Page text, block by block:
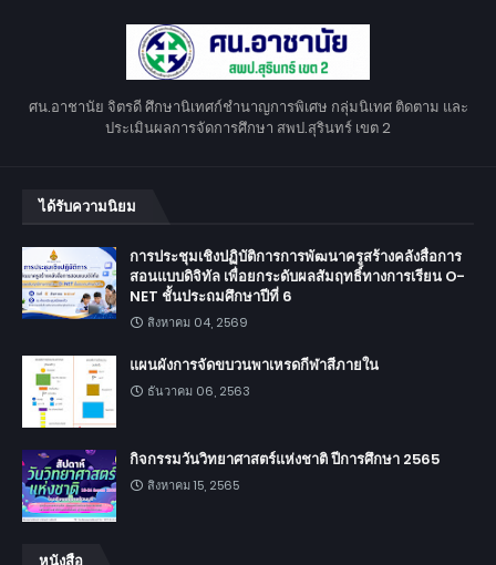
ศน.อาชานัย จิตรดี ศึกษานิเทศก์ชำนาญการพิเศษ กลุ่มนิเทศ ติดตาม และ
ประเมินผลการจัดการศึกษา สพป.สุรินทร์ เขต 2
ได้รับความนิยม
การประชุมเชิงปฏิบัติการการพัฒนาครูสร้างคลังสื่อการ
สอนแบบดิจิทัล เพื่อยกระดับผลสัมฤทธิ์ทางการเรียน O-
NET ชั้นประถมศึกษาปีที่ 6
สิงหาคม 04, 2569
แผนผังการจัดขบวนพาเหรดกีฬาสีภายใน
ธันวาคม 06, 2563
กิจกรรมวันวิทยาศาสตร์แห่งชาติ ปีการศึกษา 2565
สิงหาคม 15, 2565
หนังสือ